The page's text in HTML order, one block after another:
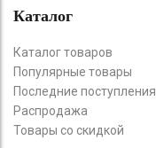
Каталог
Каталог товаров
Популярные товары
Последние поступления
Распродажа
Товары со скидкой